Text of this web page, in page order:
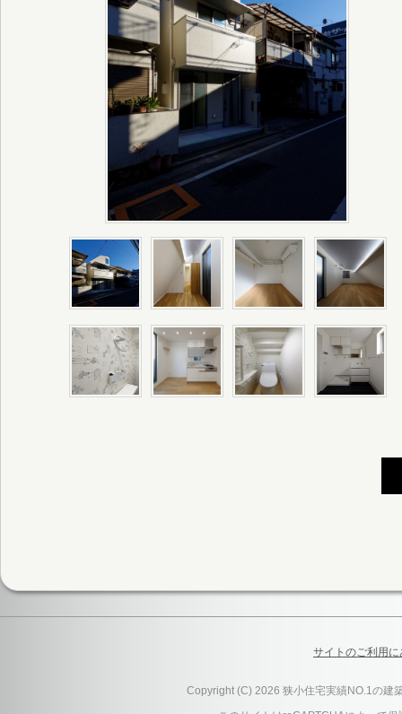
サイトのご利用に
Copyright (C) 2026 狭小住宅実績NO.1の建